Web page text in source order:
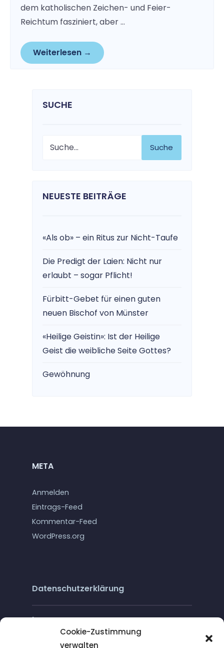
Cookie-Zustimmung
verwalten
dem katholischen Zeichen- und Feier-
Reichtum fasziniert, aber …
Weiterlesen →
SUCHE
Suche
NEUESTE BEITRÄGE
«Als ob» – ein Ritus zur Nicht-Taufe
Die Predigt der Laien: Nicht nur
erlaubt – sogar Pflicht!
Fürbitt-Gebet für einen guten
neuen Bischof von Münster
«Heilige Geistin»: Ist der Heilige
Geist die weibliche Seite Gottes?
Gewöhnung
META
Anmelden
Eintrags-Feed
Kommentar-Feed
WordPress.org
Datenschutzerklärung
Impressum